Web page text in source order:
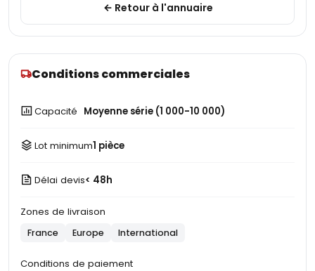
Retour à l'annuaire
Conditions commerciales
Capacité Moyenne série (1 000-10 000)
Lot minimum1 pièce
Délai devis< 48h
Zones de livraison
France Europe International
Conditions de paiement